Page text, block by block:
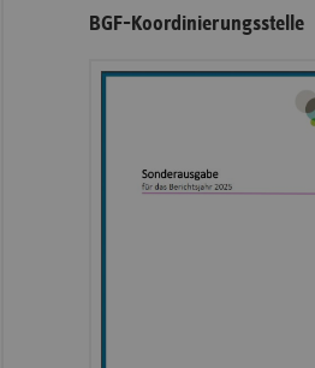
BGF-Koordinierungsstelle